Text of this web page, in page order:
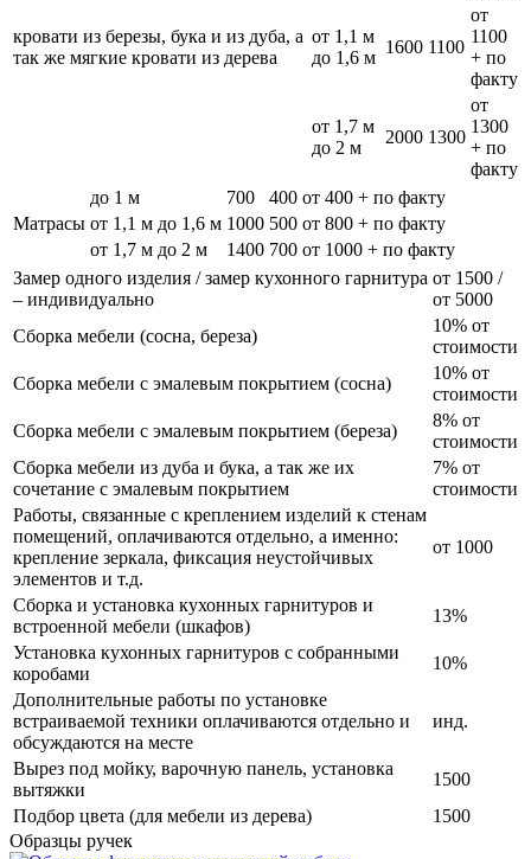
кровати из березы, бука и из дуба, а
так же мягкие кровати из дерева
от 1,1 м
до 1,6 м
1600 1100
от
1100
+ по
факту
от 1,7 м
до 2 м
2000 1300
от
1300
+ по
факту
Матрасы
до 1 м 700 400 от 400 + по факту
от 1,1 м до 1,6 м 1000 500 от 800 + по факту
от 1,7 м до 2 м
1400 700 от 1000 + по факту
Замер одного изделия / замер кухонного гарнитура
– индивидуально
от 1500 /
от 5000
Сборка мебели (сосна, береза)
10% от
стоимости
Сборка мебели с эмалевым покрытием (сосна)
10% от
стоимости
Сборка мебели с эмалевым покрытием (береза)
8% от
стоимости
Сборка мебели из дуба и бука, а так же их
сочетание с эмалевым покрытием
7% от
стоимости
Работы, связанные с креплением изделий к стенам
помещений, оплачиваются отдельно, а именно:
крепление зеркала, фиксация неустойчивых
элементов и т.д.
от 1000
Сборка и установка кухонных гарнитуров и
встроенной мебели (шкафов)
13%
Установка кухонных гарнитуров с собранными
коробами
10%
Дополнительные работы по установке
встраиваемой техники оплачиваются отдельно и
обсуждаются на месте
инд.
Вырез под мойку, варочную панель, установка
вытяжки
1500
Подбор цвета (для мебели из дерева)
1500
Образцы ручек